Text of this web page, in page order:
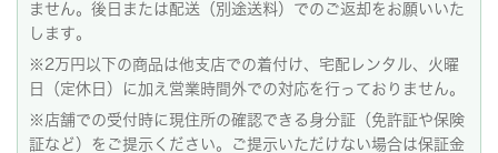
ません。後日または配送（別途送料）でのご返却をお願いいた
します。
※2万円以下の商品は他支店での着付け、宅配レンタル、火曜
日（定休日）に加え営業時間外での対応を行っておりません。
※店舗での受付時に現住所の確認できる身分証（免許証や保険
証など）をご提示ください。ご提示いただけない場合は保証金